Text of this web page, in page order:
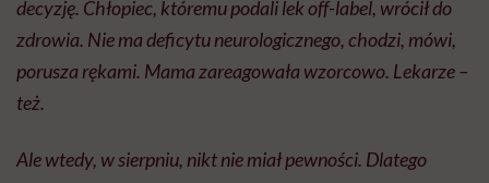
Agata Źrałko: Jak trudna była decyzja o podaniu 9-
letniemu dziecku leku, który nie jest
zarejestrowany dla dzieci?
obawiamy się powikłań. Czasu było mało, ponieważ